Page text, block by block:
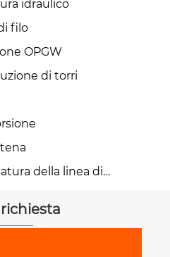
idraulico
filo
OPGW
di torri
della linea di